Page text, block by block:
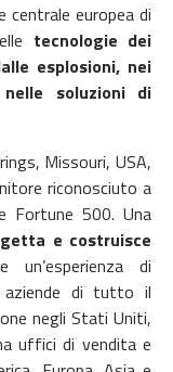
centrale europea di
tecnologie dei
esplosioni, nei
soluzioni di
Missouri, USA,
riconosciuto a
Fortune 500. Una
e costruisce
un’esperienza di
aziende di tutto il
negli Stati Uniti,
uffici di vendita e